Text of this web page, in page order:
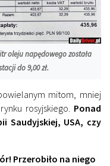
oleju napędowego została
do 9,00 zł.
mitom, mniej
rosyjskiego. Ponad
Saudyjskiej, USA, czy
Przerobiło na niego